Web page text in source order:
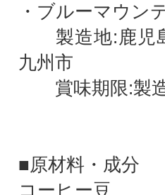
・ブルーマウン
製造地:鹿児島
九州市
賞味期限:製造
■原材料・成分
コーヒー豆